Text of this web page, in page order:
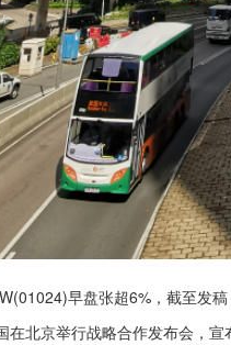
早盘张超6%，截至发
在北京举行战略合作发布会，